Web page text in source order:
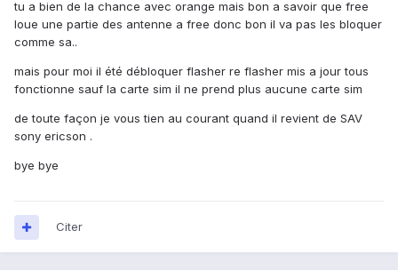
tu a bien de la chance avec orange mais bon a savoir que free
loue une partie des antenne a free donc bon il va pas les bloquer
comme sa..
mais pour moi il été débloquer flasher re flasher mis a jour tous
fonctionne sauf la carte sim il ne prend plus aucune carte sim
de toute façon je vous tien au courant quand il revient de SAV
sony ericson .
bye bye
Citer